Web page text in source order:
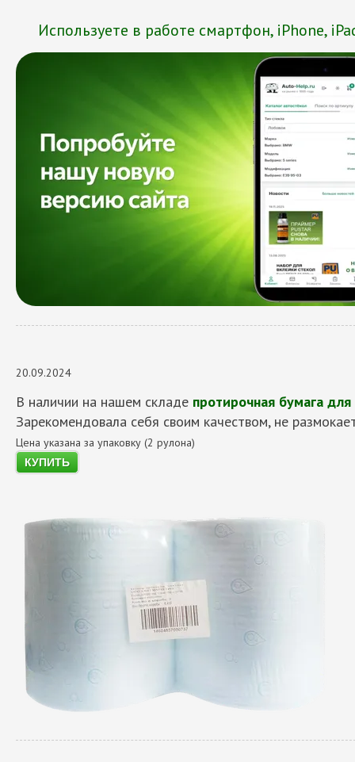
Используете в работе смартфон, iPhone,
20.09.2024
В наличии на нашем складе протирочная бумага для
Зарекомендовала себя своим качеством, не
Цена указана за упаковку (2 рулона)
КУПИТЬ